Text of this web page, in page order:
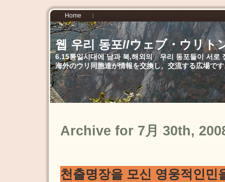
Home
웹 우리 동포//ウェブ・ウリト
6.15통일시대에 남과 북,해외의 우리 동포들이 서로
海外のウリ同胞達が情報を交換し、交流する広場で
Archive for 7月 30th,
천출명장을 모신 영웅적인민